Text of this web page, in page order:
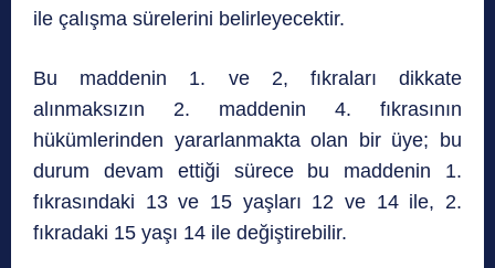
ile çalışma sürelerini belirleyecektir.
Bu maddenin 1. ve 2, fıkraları dikkate
alınmaksızın 2. maddenin 4. fıkrasının
hükümlerinden yararlanmakta olan bir üye; bu
durum devam ettiği sürece bu maddenin 1.
fıkrasındaki 13 ve 15 yaşları 12 ve 14 ile, 2.
fıkradaki 15 yaşı 14 ile değiştirebilir.